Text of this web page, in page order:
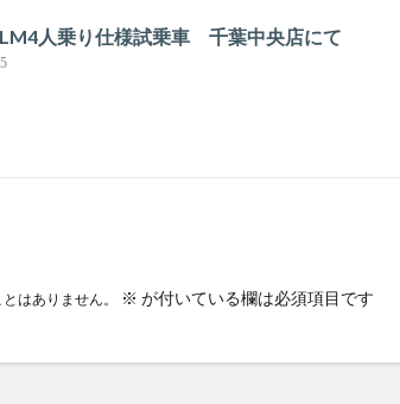
人乗り仕様試乗車 千葉中央店にて
はありません。 ※ が付いている欄は必須項目です